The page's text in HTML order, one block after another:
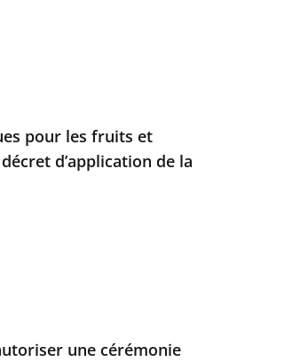
pour les fruits et
d’application de la
une cérémonie